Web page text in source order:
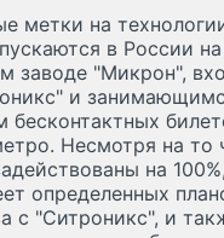
метки на
в России на
заводе "Микрон",
и
бесконтактных
Несмотря на то
на
определенных
с "Ситроникс", и